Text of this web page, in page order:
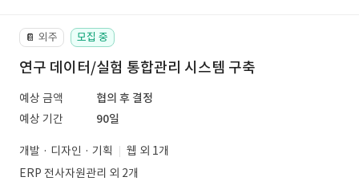
📔 외주 모집 중
연구 데이터/실험 통합관리 시스템 구축
예상 금액
협의 후 결정
예상 기간
90일
개발 · 디자인 · 기획
웹 외 1개
ERP 전사자원관리 외 2개